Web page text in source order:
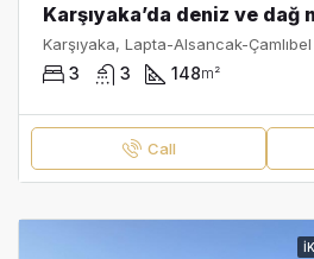
Karşıyaka’da deniz ve dağ
3 3 148m²
Call